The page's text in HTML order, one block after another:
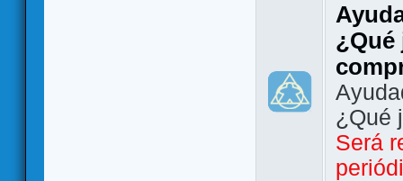
¿Qué
¿Qué
Será